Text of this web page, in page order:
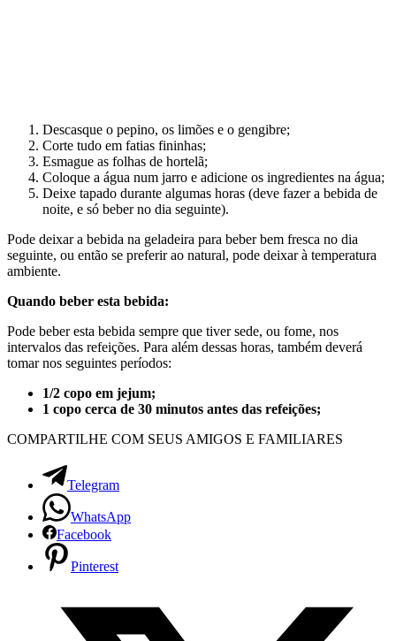
Descasque o pepino, os limões e o gengibre;
Corte tudo em fatias fininhas;
Esmague as folhas de hortelã;
Coloque a água num jarro e adicione os ingredientes na água;
Deixe tapado durante algumas horas (deve fazer a bebida de
noite, e só beber no dia seguinte).
Pode deixar a bebida na geladeira para beber bem fresca no dia
seguinte, ou então se preferir ao natural, pode deixar à temperatura
ambiente.
Quando beber esta bebida:
Pode beber esta bebida sempre que tiver sede, ou fome, nos
intervalos das refeições. Para além dessas horas, também deverá
tomar nos seguintes períodos:
1/2 copo em jejum;
1 copo cerca de 30 minutos antes das refeições;
COMPARTILHE COM SEUS AMIGOS E FAMILIARES
Telegram
WhatsApp
Facebook
Pinterest